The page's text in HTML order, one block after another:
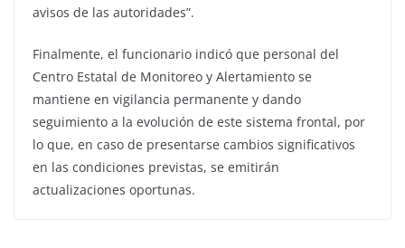
avisos de las autoridades”.
Finalmente, el funcionario indicó que personal del
Centro Estatal de Monitoreo y Alertamiento se
mantiene en vigilancia permanente y dando
seguimiento a la evolución de este sistema frontal, por
lo que, en caso de presentarse cambios significativos
en las condiciones previstas, se emitirán
actualizaciones oportunas.